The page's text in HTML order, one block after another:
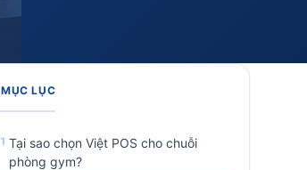
MỤC LỤC
Tại sao chọn Việt POS cho chuỗi
phòng gym?